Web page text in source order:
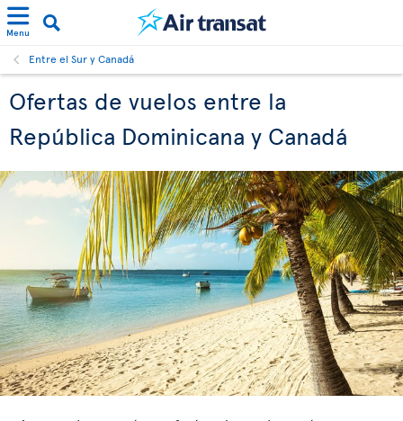
Menu
Entre el Sur y Canadá
Ofertas de vuelos entre la
República Dominicana y Canadá